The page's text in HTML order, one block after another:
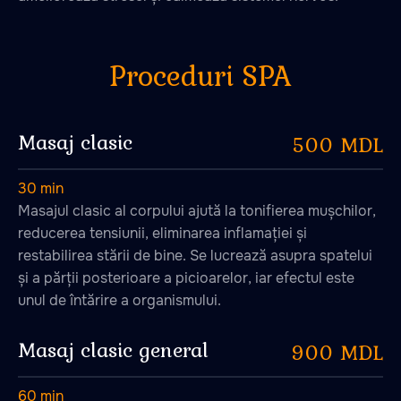
Masaj clasic 500 MDL
30 min
Masajul clasic al corpului ajută la tonifierea mușchilor,
reducerea tensiunii, eliminarea inflamației și
restabilirea stării de bine. Se lucrează asupra spatelui
și a părții posterioare a picioarelor, iar efectul este
unul de întărire a organismului.
Masaj clasic general 900 MDL
60 min